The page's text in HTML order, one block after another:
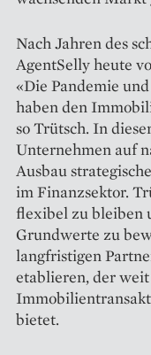
Nach Jahren des
AgentSelly heute
«Die Pandemie
haben den
so Trütsch. In
Unternehmen auf
Ausbau
im Finanzsektor.
flexibel zu bleiben
Grundwerte zu
langfristigen
etablieren, der weit
bietet.